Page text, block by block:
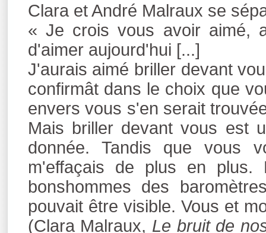
Clara et André Malraux se
« Je crois vous avoir aimé,
d'aimer aujourd'hui [...]
J'aurais aimé briller devant
confirmât dans le choix que
envers vous s'en serait
Mais briller devant vous est
donnée. Tandis que vous
m'effaçais de plus en plus.
bonshommes des
pouvait être visible. Vous et
(Clara Malraux, Le bruit de